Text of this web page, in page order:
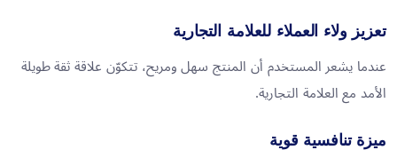
تعزيز ولاء العملاء للعلامة التجارية
عندما يشعر المستخدم أن المنتج سهل ومريح، تتكوّن علاقة ثقة طويلة
الأمد مع العلامة التجارية.
ميزة تنافسية قوية